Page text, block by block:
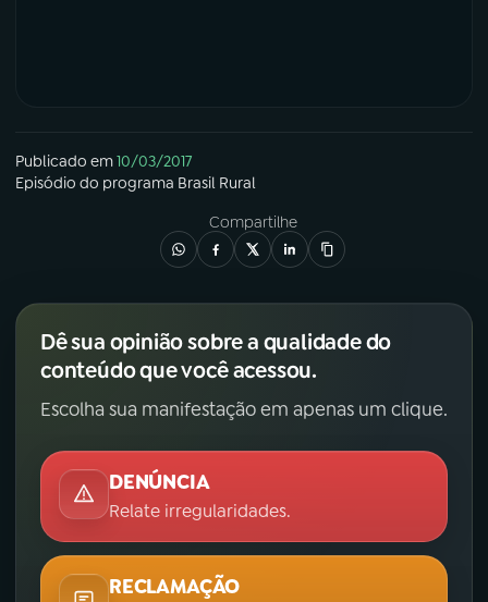
Publicado em10/03/2017
Episódio do programa Brasil Rural
Compartilhe
Dê sua opinião sobre a qualidade do
conteúdo que você acessou.
Escolha sua manifestação em apenas um clique.
DENÚNCIA
Relate irregularidades.
RECLAMAÇÃO